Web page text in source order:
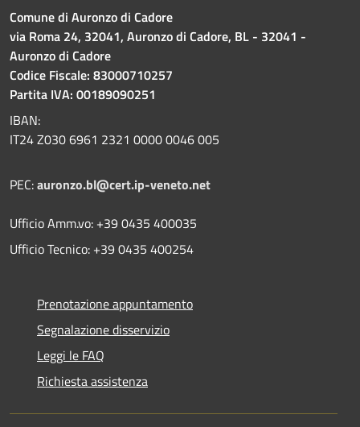
Comune di Auronzo di Cadore
via Roma 24, 32041, Auronzo di Cadore, BL - 32041 -
Auronzo di Cadore
Codice Fiscale: 83000710257
Partita IVA: 00189090251
IBAN:
IT24 Z030 6961 2321 0000 0046 005
PEC:auronzo.bl@cert.ip-veneto.net
Ufficio Amm.vo: +39 0435 400035
Ufficio Tecnico: +39 0435 400254
Prenotazione appuntamento
Segnalazione disservizio
Leggi le FAQ
Richiesta assistenza